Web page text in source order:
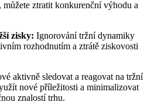
ztratit konkurenční výhodu a
zisky: Ignorování tržní dynamiky
rozhodnutím a ztrátě ziskovosti
aktivně sledovat a reagovat na tržní
nové příležitosti a minimalizovat
znalostí trhu.